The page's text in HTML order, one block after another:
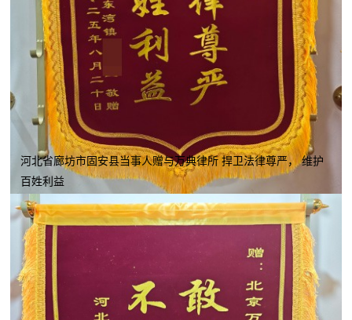
河北省廊坊市固安县当事人赠与万典律所 捍卫法律尊严， 维护
百姓利益